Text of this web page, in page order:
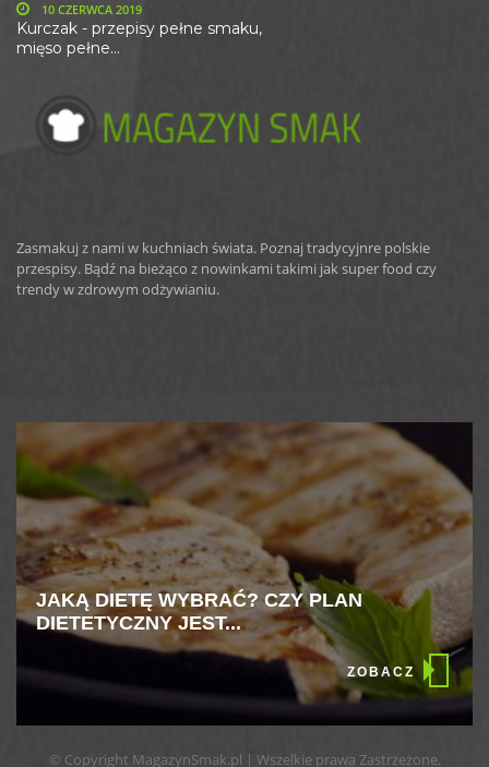
Kurczak - przepisy pełne smaku,
mięso pełne...
10 CZERWCA 2019
Zasmakuj z nami w kuchniach świata. Poznaj tradycyjnre polskie
przespisy. Bądź na bieżąco z nowinkami takimi jak super food czy
trendy w zdrowym odżywianiu.
JAKĄ DIETĘ WYBRAĆ? CZY PLAN
DIETETYCZNY JEST...
ZOBACZ
© Copyright MagazynSmak.pl | Wszelkie prawa Zastrzeżone.